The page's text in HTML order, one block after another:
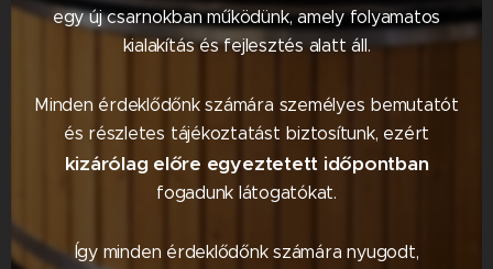
egy új csarnokban működünk, amely folyamatos
kialakítás és fejlesztés alatt áll.
Minden érdeklődőnk számára személyes bemutatót
és részletes tájékoztatást biztosítunk, ezért
kizárólag előre egyeztetett időpontban
fogadunk látogatókat.
Így minden érdeklődőnk számára nyugodt,